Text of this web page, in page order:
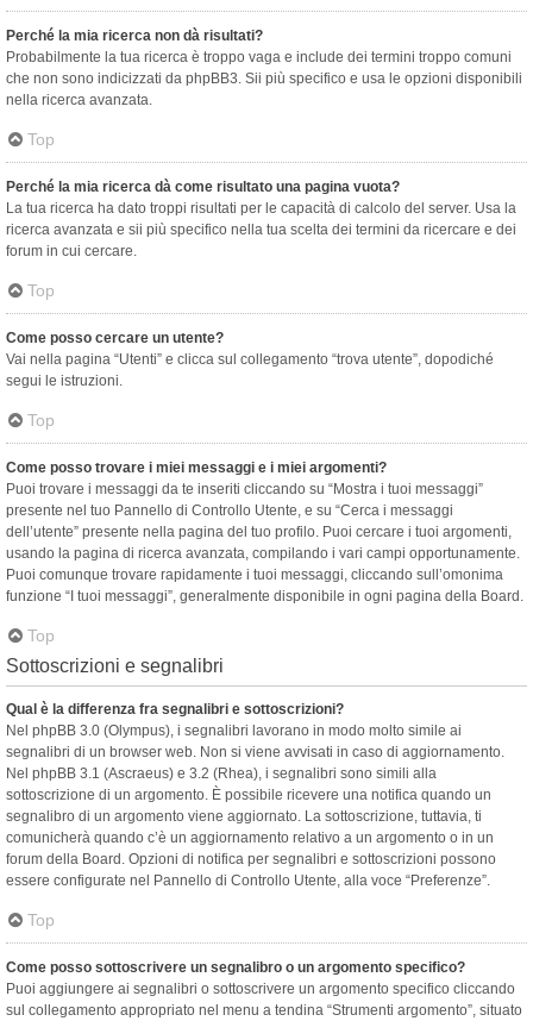
Perché la mia ricerca non dà risultati?
Probabilmente la tua ricerca è troppo vaga e include dei termini troppo comuni
che non sono indicizzati da phpBB3. Sii più specifico e usa le opzioni disponibili
nella ricerca avanzata.
Top
Perché la mia ricerca dà come risultato una pagina vuota?
La tua ricerca ha dato troppi risultati per le capacità di calcolo del server. Usa la
ricerca avanzata e sii più specifico nella tua scelta dei termini da ricercare e dei
forum in cui cercare.
Top
Come posso cercare un utente?
Vai nella pagina “Utenti” e clicca sul collegamento “trova utente”, dopodiché
segui le istruzioni.
Top
Come posso trovare i miei messaggi e i miei argomenti?
Puoi trovare i messaggi da te inseriti cliccando su “Mostra i tuoi messaggi”
presente nel tuo Pannello di Controllo Utente, e su “Cerca i messaggi
dell’utente” presente nella pagina del tuo profilo. Puoi cercare i tuoi argomenti,
usando la pagina di ricerca avanzata, compilando i vari campi opportunamente.
Puoi comunque trovare rapidamente i tuoi messaggi, cliccando sull’omonima
funzione “I tuoi messaggi”, generalmente disponibile in ogni pagina della Board.
Top
Sottoscrizioni e segnalibri
Qual è la differenza fra segnalibri e sottoscrizioni?
Nel phpBB 3.0 (Olympus), i segnalibri lavorano in modo molto simile ai
segnalibri di un browser web. Non si viene avvisati in caso di aggiornamento.
Nel phpBB 3.1 (Ascraeus) e 3.2 (Rhea), i segnalibri sono simili alla
sottoscrizione di un argomento. È possibile ricevere una notifica quando un
segnalibro di un argomento viene aggiornato. La sottoscrizione, tuttavia, ti
comunicherà quando c’è un aggiornamento relativo a un argomento o in un
forum della Board. Opzioni di notifica per segnalibri e sottoscrizioni possono
essere configurate nel Pannello di Controllo Utente, alla voce “Preferenze”.
Top
Come posso sottoscrivere un segnalibro o un argomento specifico?
Puoi aggiungere ai segnalibri o sottoscrivere un argomento specifico cliccando
sul collegamento appropriato nel menu a tendina “Strumenti argomento”, situato